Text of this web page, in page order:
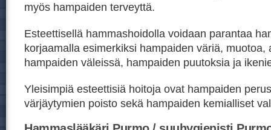
myös hampaiden terveyttä.
Esteettisellä hammashoidolla voidaan parantaa
korjaamalla esimerkiksi hampaiden väriä, muotoa,
hampaiden väleissä, hampaiden puutoksia ja
Yleisimpiä esteettisiä hoitoja ovat hampaiden
värjäytymien poisto sekä hampaiden kemialliset